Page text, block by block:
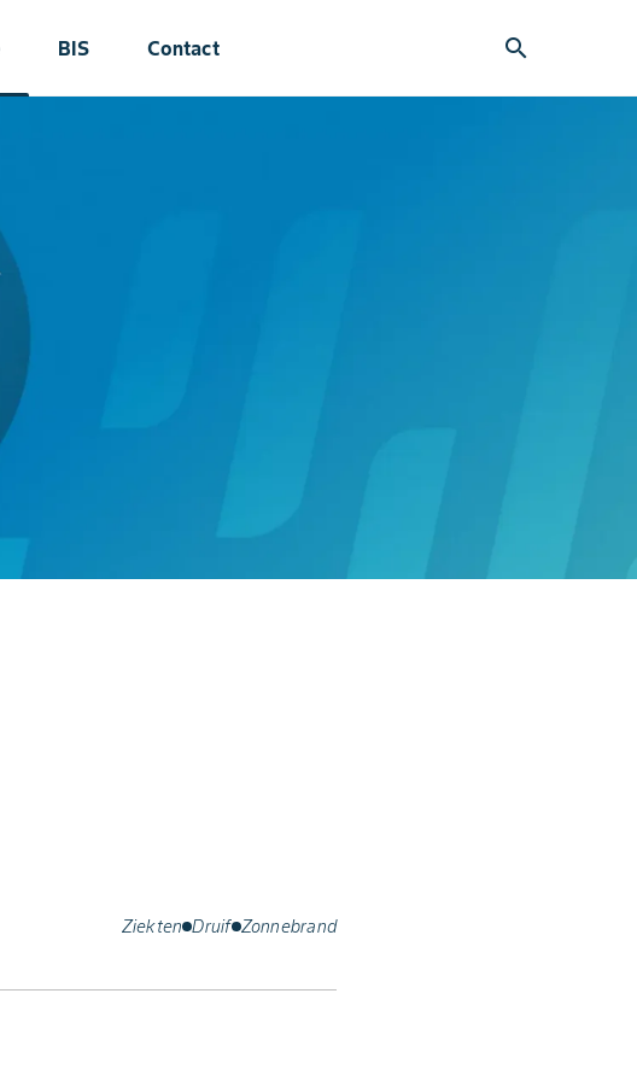
BIS Contact search
Ziekten Druif Zonnebrand